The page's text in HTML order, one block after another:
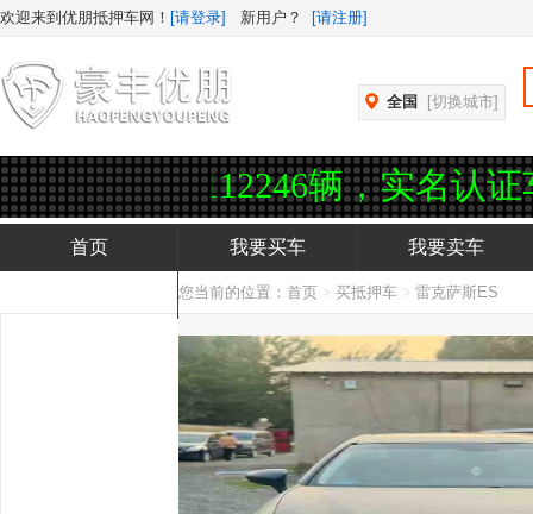
欢迎来到优朋抵押车网！ [请登录] 新用户？ [请注册]
全国 [切换城市]
辆，实名认证车商2576
首页 我要买车 我要卖车
您当前的位置： 首页 > 买抵押车 > 雷克萨斯ES